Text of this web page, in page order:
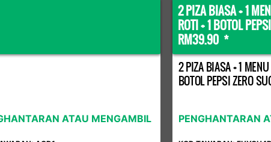
ATAU MENGAMBIL
2 PIZA BIASA + 1
ROTI + 1 BOTOL
RM39.90 *
2 PIZA BIASA + 1
BOTOL PEPSI ZERO
PENGHANTARAN